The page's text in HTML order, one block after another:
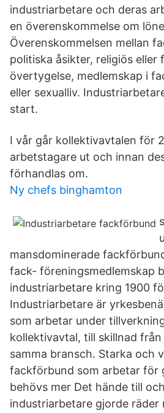
industriarbetare och deras
en överenskommelse om
Överenskommelsen mellan
politiska åsikter, religiös eller
övertygelse, medlemskap i
eller sexualliv.
start.
I vår går kollektivavtalen för
arbetstagare ut och innan
förhandlas om.
Ny chefs binghamton
mansdominerade
fack- föreningsmedlemskap
industriarbetare kring 1900
Industriarbetare är
som arbetar under
kollektivavtal, till skillnad
samma bransch. Starka och
fackförbund som arbetar för
behövs mer Det hände till
industriarbetare gjorde räder